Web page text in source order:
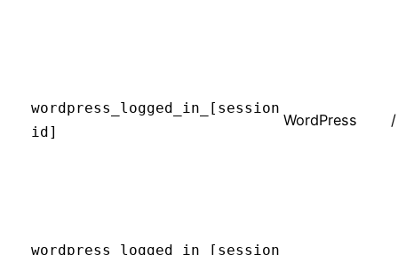
wordpress_logged_in_[session
id]
WordPress /
wordpress_logged_in_[session